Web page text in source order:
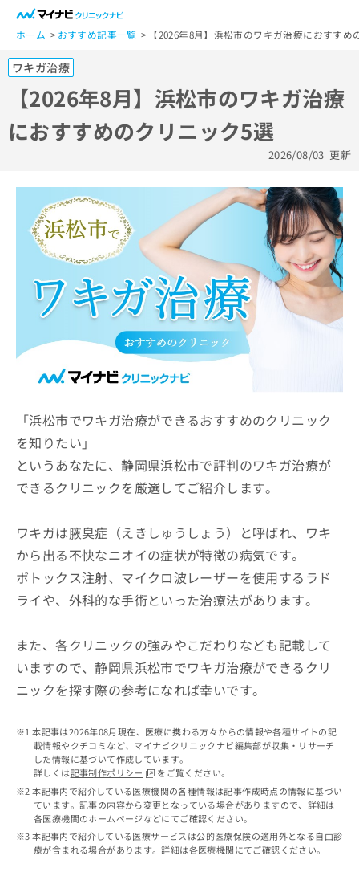
ホーム おすすめ記事一覧 【2026年8月】浜松市のワキガ治療におすすめ
ワキガ治療
【2026年8月】浜松市のワキガ治療
におすすめのクリニック5選
2026/08/03 更新
「浜松市でワキガ治療ができるおすすめのクリニック
を知りたい」
というあなたに、静岡県浜松市で評判のワキガ治療が
できるクリニックを厳選してご紹介します。
ワキガは腋臭症（えきしゅうしょう）と呼ばれ、ワキ
から出る不快なニオイの症状が特徴の病気です。
ボトックス注射、マイクロ波レーザーを使用するラド
ライや、外科的な手術といった治療法があります。
また、各クリニックの強みやこだわりなども記載して
いますので、静岡県浜松市でワキガ治療ができるクリ
ニックを探す際の参考になれば幸いです。
本記事は2026年08月現在、医療に携わる方々からの情報や各種サイトの記
載情報やクチコミなど、マイナビクリニックナビ編集部が収集・リサーチ
した情報に基づいて作成しています。
詳しくは記事制作ポリシー
をご覧ください。
本記事内で紹介している医療機関の各種情報は記事作成時点の情報に基づい
ています。記事の内容から変更となっている場合がありますので、詳細は
各医療機関のホームページなどにてご確認ください。
本記事内で紹介している医療サービスは公的医療保険の適用外となる自由診
療が含まれる場合があります。詳細は各医療機関にてご確認ください。
一
般
ー
ザ
ー
の
方
ニ
ビ
関
す
る
お
い
わ
せ
は
こ
ら
こち
らは
マイ
クリ
ニッ
クナ
ビサ
イト
への
お問
合せ
フォ
ーム
方
ら
広
告
出
の
お
問
い
合
わ
は
ち
ら
資
請
こ
広
告
代
店
の
方
は
こ
広
告
稿
い
せ